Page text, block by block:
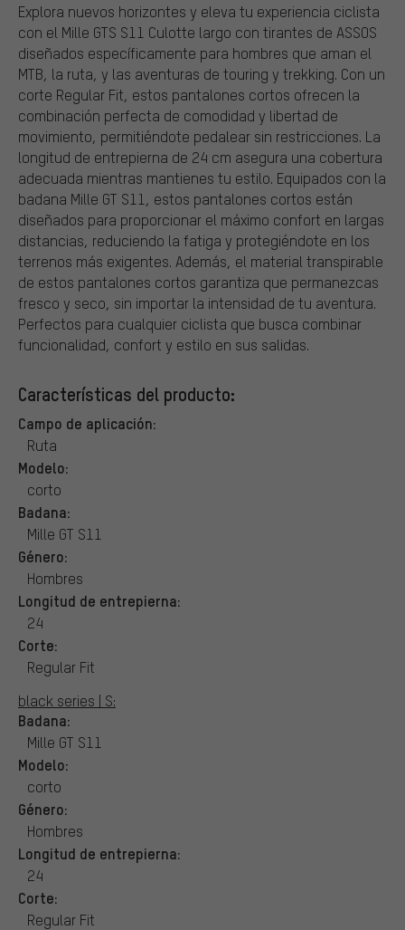
Explora nuevos horizontes y eleva tu experiencia ciclista
con el Mille GTS S11 Culotte largo con tirantes de ASSOS
diseñados específicamente para hombres que aman el
MTB, la ruta, y las aventuras de touring y trekking. Con un
corte Regular Fit, estos pantalones cortos ofrecen la
combinación perfecta de comodidad y libertad de
movimiento, permitiéndote pedalear sin restricciones. La
longitud de entrepierna de 24 cm asegura una cobertura
adecuada mientras mantienes tu estilo. Equipados con la
badana Mille GT S11, estos pantalones cortos están
diseñados para proporcionar el máximo confort en largas
distancias, reduciendo la fatiga y protegiéndote en los
terrenos más exigentes. Además, el material transpirable
de estos pantalones cortos garantiza que permanezcas
fresco y seco, sin importar la intensidad de tu aventura.
Perfectos para cualquier ciclista que busca combinar
funcionalidad, confort y estilo en sus salidas.
Características del producto:
Campo de aplicación:
Ruta
Modelo:
corto
Badana:
Mille GT S11
Género:
Hombres
Longitud de entrepierna:
24
Corte:
Regular Fit
black series | S:
Badana:
Mille GT S11
Modelo:
corto
Género:
Hombres
Longitud de entrepierna:
24
Corte:
Regular Fit